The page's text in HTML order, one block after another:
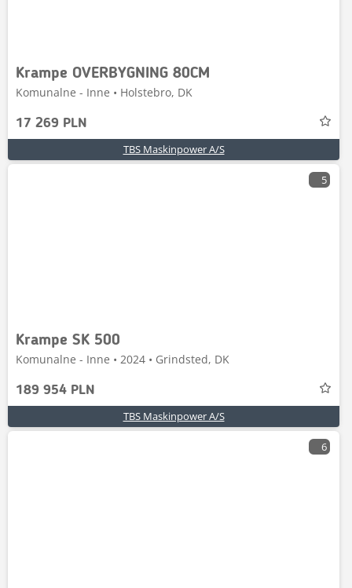
Krampe OVERBYGNING 80CM
Komunalne - Inne • Holstebro, DK
17 269 PLN
TBS Maskinpower A/S
5
Krampe SK 500
Komunalne - Inne • 2024 • Grindsted, DK
189 954 PLN
TBS Maskinpower A/S
6